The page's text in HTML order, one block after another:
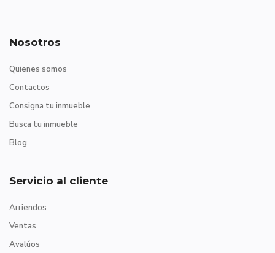
Nosotros
Quienes somos
Contactos
Consigna tu inmueble
Busca tu inmueble
Blog
Servicio al cliente
Arriendos
Ventas
Avalúos